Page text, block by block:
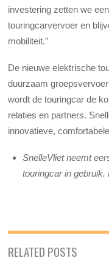
investering zetten we
touringcarvervoer en
mobiliteit.”
De nieuwe elektrische
duurzaam
wordt de touringcar de
relaties en partners.
innovatieve,
SnelleVliet neemt
touringcar in gebruik.
RELATED POSTS